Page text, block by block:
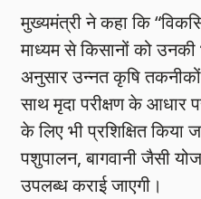
मुख्यमंत्री ने कहा कि
माध्यम से किसानों को
अनुसार उन्नत कृषि
साथ मृदा परीक्षण के
के लिए भी प्रशिक्षित किया
पशुपालन, बागवानी जैसी
उपलब्ध कराई जाएगी।